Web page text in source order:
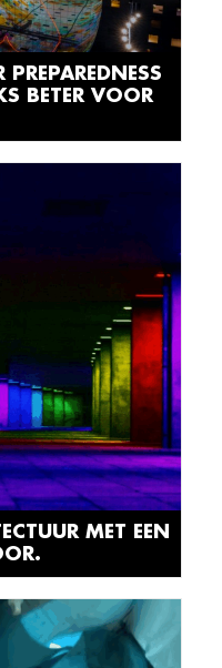
BETER VOOR
MET EEN